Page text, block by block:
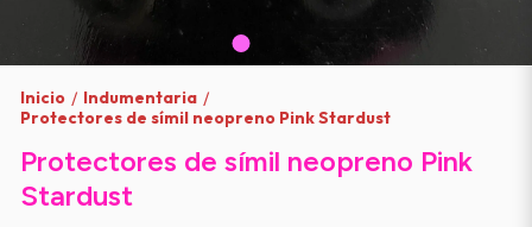
Inicio / Indumentaria /
Protectores de símil neopreno Pink Stardust
Protectores de símil neopreno Pink
Stardust